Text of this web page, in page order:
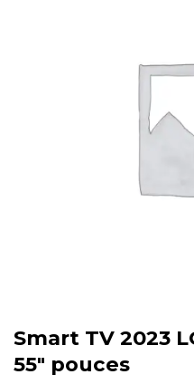
Smart TV 2023
55″ pouces